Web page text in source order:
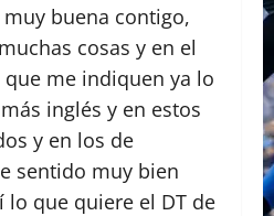
buena contigo,
cosas y en el
me indiquen ya lo
inglés y en estos
y en los de
sentido muy bien
lo que quiere el DT de